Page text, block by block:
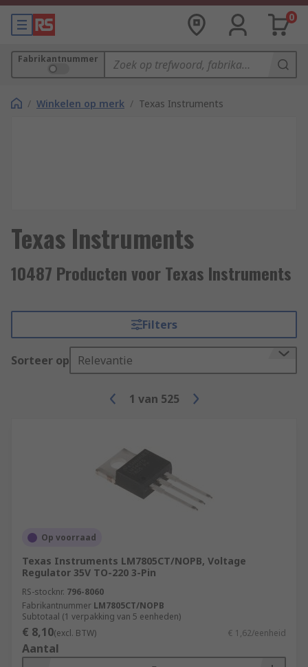
0
Fabrikantnummer
/ Winkelen op merk / Texas Instruments
Texas Instruments
10487 Producten voor Texas Instruments
Filters
Sorteer op Relevantie
1 van 525
Op voorraad
Texas Instruments LM7805CT/NOPB, Voltage
Regulator 35V TO-220 3-Pin
RS-stocknr. 796-8060
Fabrikantnummer LM7805CT/NOPB
Subtotaal (1 verpakking van 5 eenheden)
€ 8,10(excl. BTW) € 1,62/eenheid
Aantal